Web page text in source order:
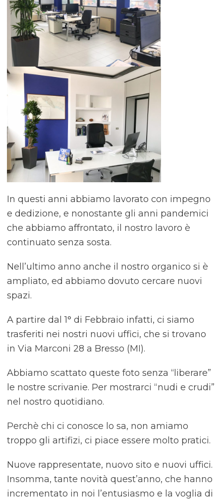
In questi anni abbiamo lavorato con impegno
e dedizione, e nonostante gli anni pandemici
che abbiamo affrontato, il nostro lavoro è
continuato senza sosta.
Nell’ultimo anno anche il nostro organico si è
ampliato, ed abbiamo dovuto cercare nuovi
spazi.
A partire dal 1° di Febbraio infatti, ci siamo
trasferiti nei nostri nuovi uffici, che si trovano
in Via Marconi 28 a Bresso (MI).
Abbiamo scattato queste foto senza “liberare”
le nostre scrivanie. Per mostrarci “nudi e crudi”
nel nostro quotidiano.
Perchè chi ci conosce lo sa, non amiamo
troppo gli artifizi, ci piace essere molto pratici.
Nuove rappresentate, nuovo sito e nuovi uffici.
Insomma, tante novità quest’anno, che hanno
incrementato in noi l’entusiasmo e la voglia di